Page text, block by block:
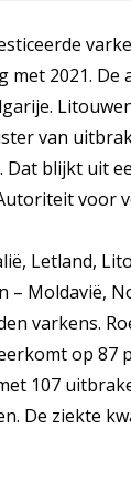
2021. De
van
Dat blijkt uit
voor
Letland,
– Moldavië,
varkens.
op 87
107
De ziekte